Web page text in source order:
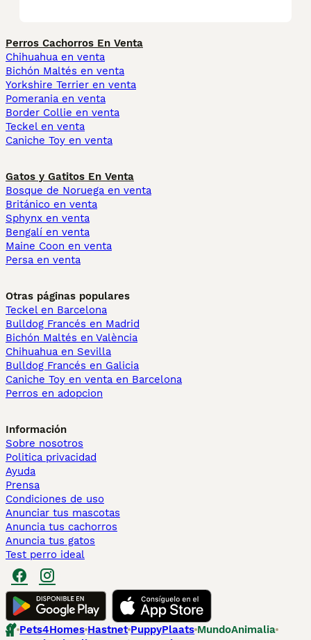
Perros Cachorros En Venta
Chihuahua en venta
Bichón Maltés en venta
Yorkshire Terrier en venta
Pomerania en venta
Border Collie en venta
Teckel en venta
Caniche Toy en venta
Gatos y Gatitos En Venta
Bosque de Noruega en venta
Británico en venta
Sphynx en venta
Bengalí en venta
Maine Coon en venta
Persa en venta
Otras páginas populares
Teckel en Barcelona
Bulldog Francés en Madrid
Bichón Maltés en València
Chihuahua en Sevilla
Bulldog Francés en Galicia
Caniche Toy en venta en Barcelona
Perros en adopcion
Información
Sobre nosotros
Politica privacidad
Ayuda
Prensa
Condiciones de uso
Anunciar tus mascotas
Anuncia tus cachorros
Anuncia tus gatos
Test perro ideal
Pets4Homes Hastnet PuppyPlaats MundoAnimalia